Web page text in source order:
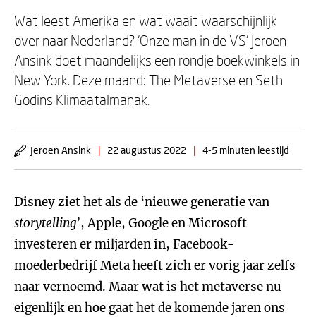
Wat leest Amerika en wat waait waarschijnlijk
over naar Nederland? ‘Onze man in de VS’ Jeroen
Ansink doet maandelijks een rondje boekwinkels in
New York. Deze maand: The Metaverse en Seth
Godins Klimaatalmanak.
Jeroen Ansink | 22 augustus 2022 | 4-5 minuten leestijd
Disney ziet het als de ‘nieuwe generatie van
storytelling’, Apple, Google en Microsoft
investeren er miljarden in, Facebook-
moederbedrijf Meta heeft zich er vorig jaar zelfs
naar vernoemd. Maar wat is het metaverse nu
eigenlijk en hoe gaat het de komende jaren ons